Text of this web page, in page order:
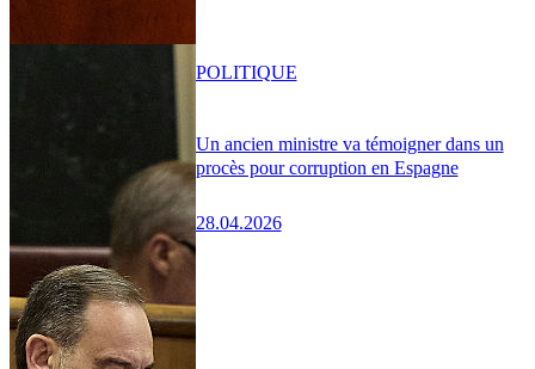
Un ancien ministre va témoigner dans un
procès pour corruption en Espagne
28.04.2026
POLITIQUE